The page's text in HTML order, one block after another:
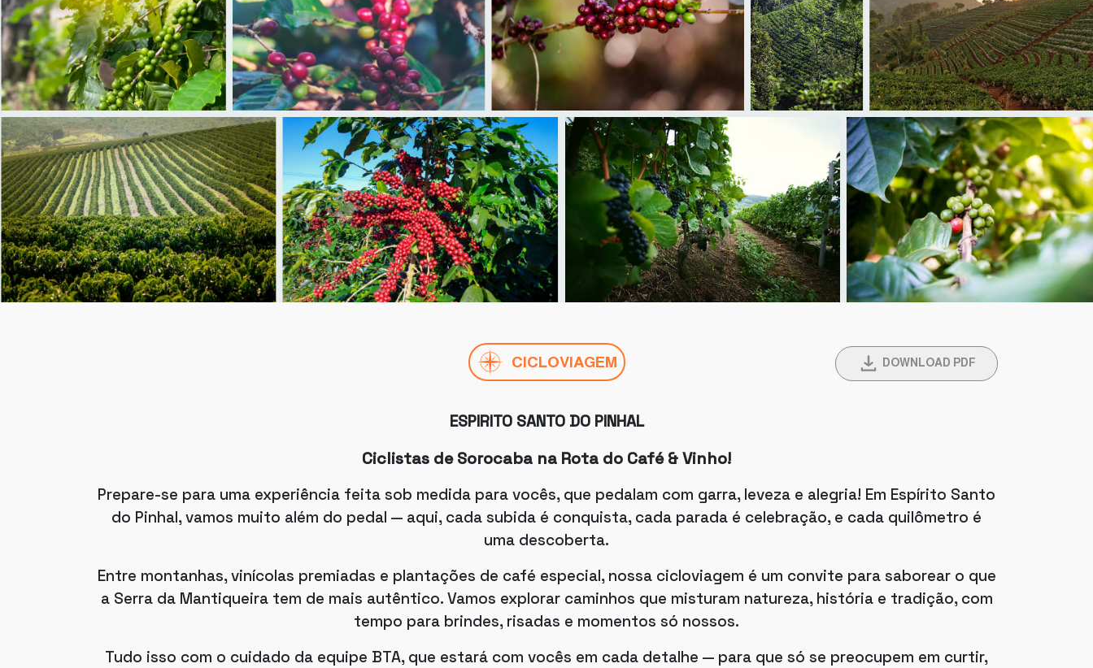
CICLOVIAGEM DOWNLOAD PDF
ESPIRITO SANTO DO PINHAL
Ciclistas de Sorocaba na Rota do Café & Vinho!
Prepare-se para uma experiência feita sob medida para vocês, que pedalam com garra, leveza e alegria! Em Espírito Santo
do Pinhal, vamos muito além do pedal — aqui, cada subida é conquista, cada parada é celebração, e cada quilômetro é
uma descoberta.
Entre montanhas, vinícolas premiadas e plantações de café especial, nossa cicloviagem é um convite para saborear o que
a Serra da Mantiqueira tem de mais autêntico. Vamos explorar caminhos que misturam natureza, história e tradição, com
tempo para brindes, risadas e momentos só nossos.
Tudo isso com o cuidado da equipe BTA, que estará com vocês em cada detalhe — para que só se preocupem em curtir,